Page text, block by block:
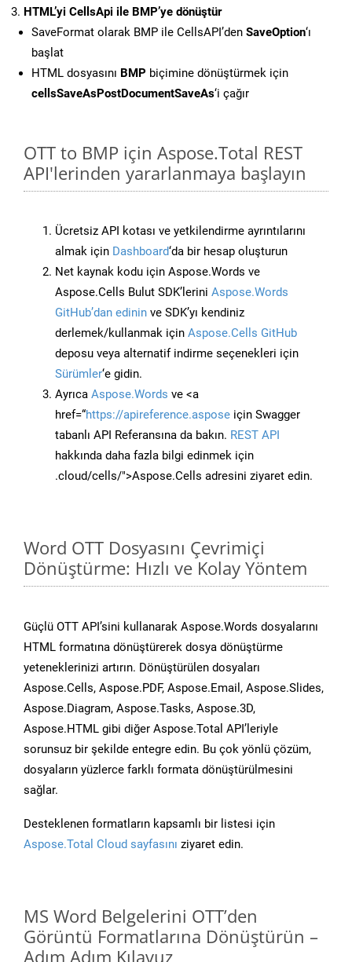
HTML’yi CellsApi ile BMP’ye dönüştür
SaveFormat olarak BMP ile CellsAPI’den SaveOption‘ı
başlat
HTML dosyasını BMP biçimine dönüştürmek için
cellsSaveAsPostDocumentSaveAs‘i çağır
OTT to BMP için Aspose.Total REST
API'lerinden yararlanmaya başlayın
Ücretsiz API kotası ve yetkilendirme ayrıntılarını
almak için Dashboard‘da bir hesap oluşturun
Net kaynak kodu için Aspose.Words ve
Aspose.Cells Bulut SDK’lerini Aspose.Words
GitHub’dan edinin ve SDK’yı kendiniz
derlemek/kullanmak için Aspose.Cells GitHub
deposu veya alternatif indirme seçenekleri için
Sürümler‘e gidin.
Ayrıca Aspose.Words ve <a
href=“https://apireference.aspose için Swagger
tabanlı API Referansına da bakın. REST API
hakkında daha fazla bilgi edinmek için
.cloud/cells/">Aspose.Cells adresini ziyaret edin.
Word OTT Dosyasını Çevrimiçi
Dönüştürme: Hızlı ve Kolay Yöntem
Güçlü OTT API’sini kullanarak Aspose.Words dosyalarını
HTML formatına dönüştürerek dosya dönüştürme
yeteneklerinizi artırın. Dönüştürülen dosyaları
Aspose.Cells, Aspose.PDF, Aspose.Email, Aspose.Slides,
Aspose.Diagram, Aspose.Tasks, Aspose.3D,
Aspose.HTML gibi diğer Aspose.Total API’leriyle
sorunsuz bir şekilde entegre edin. Bu çok yönlü çözüm,
dosyaların yüzlerce farklı formata dönüştürülmesini
sağlar.
Desteklenen formatların kapsamlı bir listesi için
Aspose.Total Cloud sayfasını ziyaret edin.
MS Word Belgelerini OTT’den
Görüntü Formatlarına Dönüştürün –
Adım Adım Kılavuz